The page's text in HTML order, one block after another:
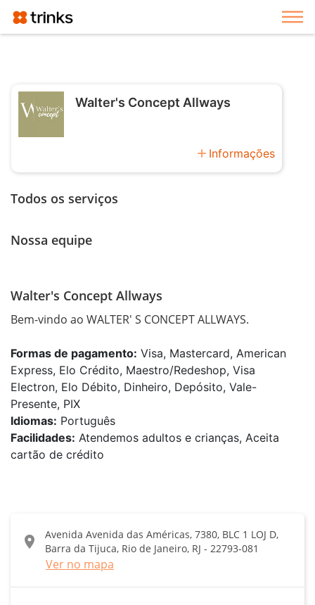
Walter's Concept Allways
add Informações
Todos os serviços
Nossa equipe
Walter's Concept Allways
Bem-vindo ao WALTER' S CONCEPT ALLWAYS.
Formas de pagamento: Visa, Mastercard, American
Express, Elo Crédito, Maestro/Redeshop, Visa
Electron, Elo Débito, Dinheiro, Depósito, Vale-
Presente, PIX
Idiomas: Português
Facilidades: Atendemos adultos e crianças, Aceita
cartão de crédito
location_on
Avenida Avenida das Américas, 7380, BLC 1 LOJ D,
Barra da Tijuca, Rio de Janeiro, RJ - 22793-081
Ver no mapa